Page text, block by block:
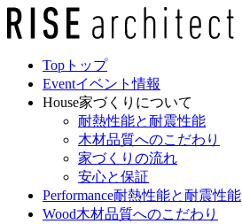
Top トップ
Eventイベント情報
House家づくりについて
耐熱性能と耐震性能
木材品質へのこだわり
家づくりの流れ
安心と保証
Performance耐熱性能と耐震性能
Wood木材品質へのこだわり